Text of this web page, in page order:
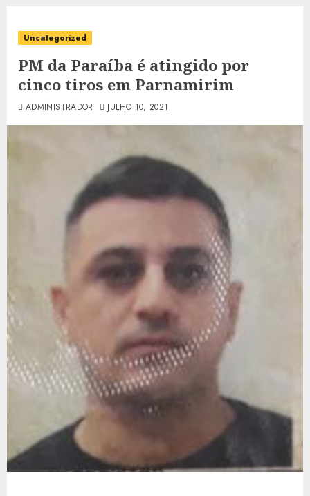
Uncategorized
PM da Paraíba é atingido por
cinco tiros em Parnamirim
ADMINISTRADOR JULHO 10, 2021